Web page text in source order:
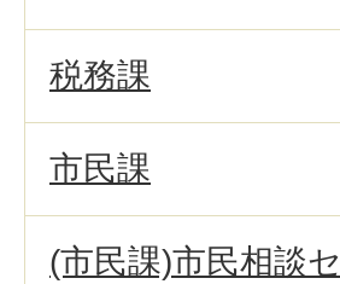
税務課
市民課
(市民課)市民相談